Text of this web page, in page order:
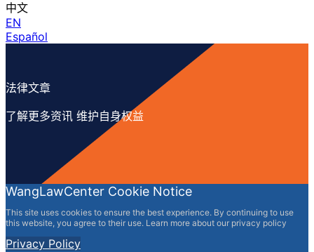
中文
EN
Español
法律文章
了解更多资讯 维护自身权益
WangLawCenter Cookie Notice
This site uses cookies to ensure the best experience. By continuing to use
this website, you agree to their use. Learn more about our privacy policy
Privacy Policy